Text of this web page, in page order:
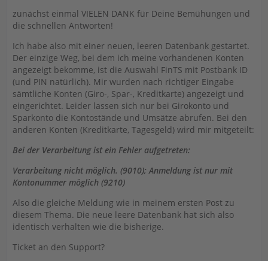
zunächst einmal VIELEN DANK für Deine Bemühungen und
die schnellen Antworten!
Ich habe also mit einer neuen, leeren Datenbank gestartet.
Der einzige Weg, bei dem ich meine vorhandenen Konten
angezeigt bekomme, ist die Auswahl FinTS mit Postbank ID
(und PIN natürlich). Mir wurden nach richtiger Eingabe
sämtliche Konten (Giro-, Spar-, Kreditkarte) angezeigt und
eingerichtet. Leider lassen sich nur bei Girokonto und
Sparkonto die Kontostände und Umsätze abrufen. Bei den
anderen Konten (Kreditkarte, Tagesgeld) wird mir mitgeteilt:
Bei der Verarbeitung ist ein Fehler aufgetreten:
Verarbeitung nicht möglich. (9010); Anmeldung ist nur mit
Kontonummer möglich (9210)
Also die gleiche Meldung wie in meinem ersten Post zu
diesem Thema. Die neue leere Datenbank hat sich also
identisch verhalten wie die bisherige.
Ticket an den Support?